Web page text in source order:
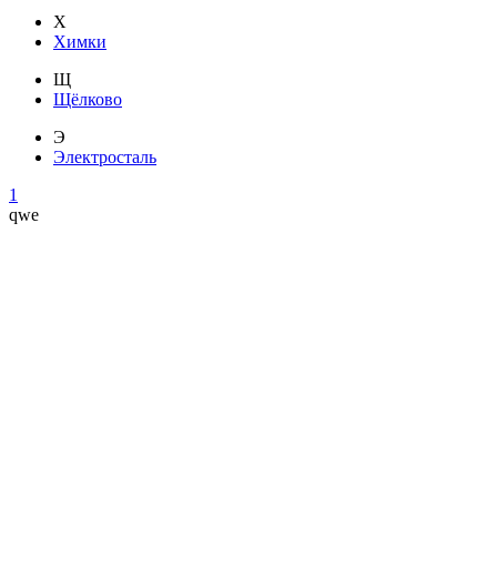
Х
Химки
Щ
Щёлково
Э
Электросталь
1
qwe